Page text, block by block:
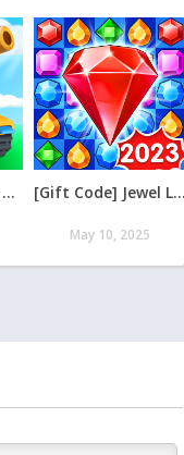
[Gift Code] Tank Raid: Epic Tank War Games mới nhất 08/2026 [Gift Code] Jewel Legend – Xếp
May 10, 2025